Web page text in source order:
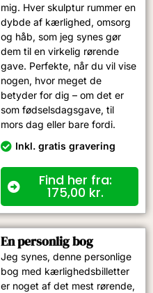
mig. Hver skulptur rummer en
dybde af kærlighed, omsorg
og håb, som jeg synes gør
dem til en virkelig rørende
gave. Perfekte, når du vil vise
nogen, hvor meget de
betyder for dig – om det er
som fødselsdagsgave, til
mors dag eller bare fordi.
Inkl. gratis gravering
Find her fra:
175,00 kr.
En personlig bog
Jeg synes, denne personlige
bog med kærlighedsbilletter
er noget af det mest rørende,